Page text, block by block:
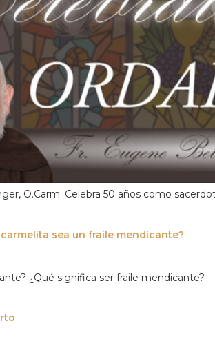
O.Carm. Celebra 50 años como
sea un fraile mendicante?
¿Qué significa ser fraile mendicante?